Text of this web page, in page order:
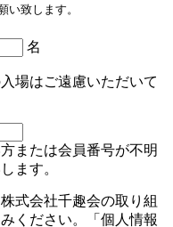
い致します。
名
場はご遠慮いただいて
または会員番号が不明
ます。
式会社千趣会の取り組
ください。「個人情報